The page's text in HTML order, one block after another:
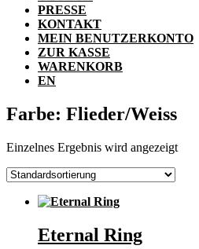
PRESSE
KONTAKT
MEIN BENUTZERKONTO
ZUR KASSE
WARENKORB
EN
Farbe: Flieder/Weiss
Einzelnes Ergebnis wird angezeigt
Eternal Ring